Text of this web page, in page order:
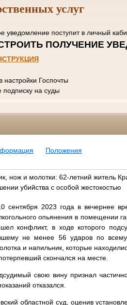
услуг
уведомление поступит в
настройки Госпочты
подписку на суды
Положения
нож и молотки: 62-летний житель
убийства с особой жестокостью
сентября 2023 года в вечернее
опьянения в помещении
конфликт, в ходе которого
не менее 56 ударов по
и напильник, которые
скончался на месте.
свою вину признал
отказался.
областной суд, оценив